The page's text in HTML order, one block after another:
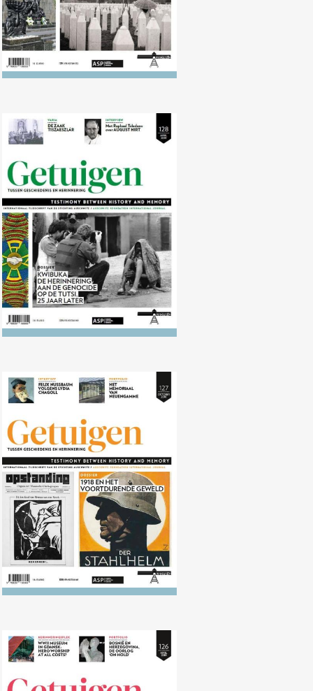
Nr. 128 (04/2019) De herinnering
aan de genocide op de Tutsi, 25
jaar later
Nr. 127 (10/2018) 1918 en het
voortdurende geweld